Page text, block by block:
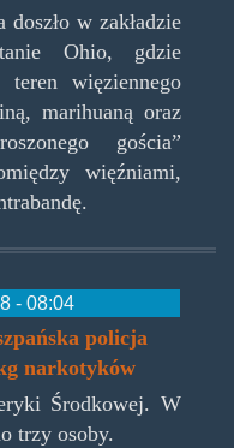
w zakładzie
Ohio, gdzie
więziennego
marihuaną oraz
gościa”
więźniami,
- 08:04
policja
narkotyków
Środkowej. W
trzy osoby.